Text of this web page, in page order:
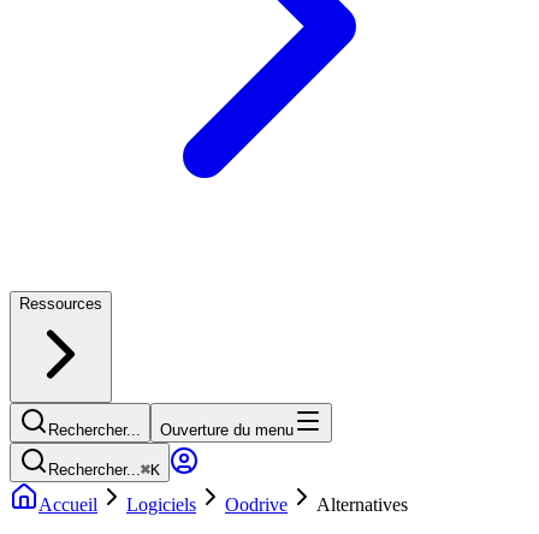
Ressources
Rechercher... Ouverture du menu
Rechercher...⌘K
Accueil Logiciels Oodrive Alternatives